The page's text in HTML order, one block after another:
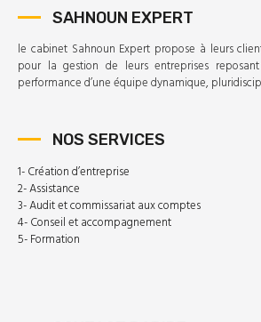
SAHNOUN EXPERT
le cabinet Sahnoun Expert propose à leurs
pour la gestion de leurs entreprises
performance d’une équipe dynamique,
NOS SERVICES
1- Création d’entreprise
2- Assistance
3- Audit et commissariat aux comptes
4- Conseil et accompagnement
5- Formation